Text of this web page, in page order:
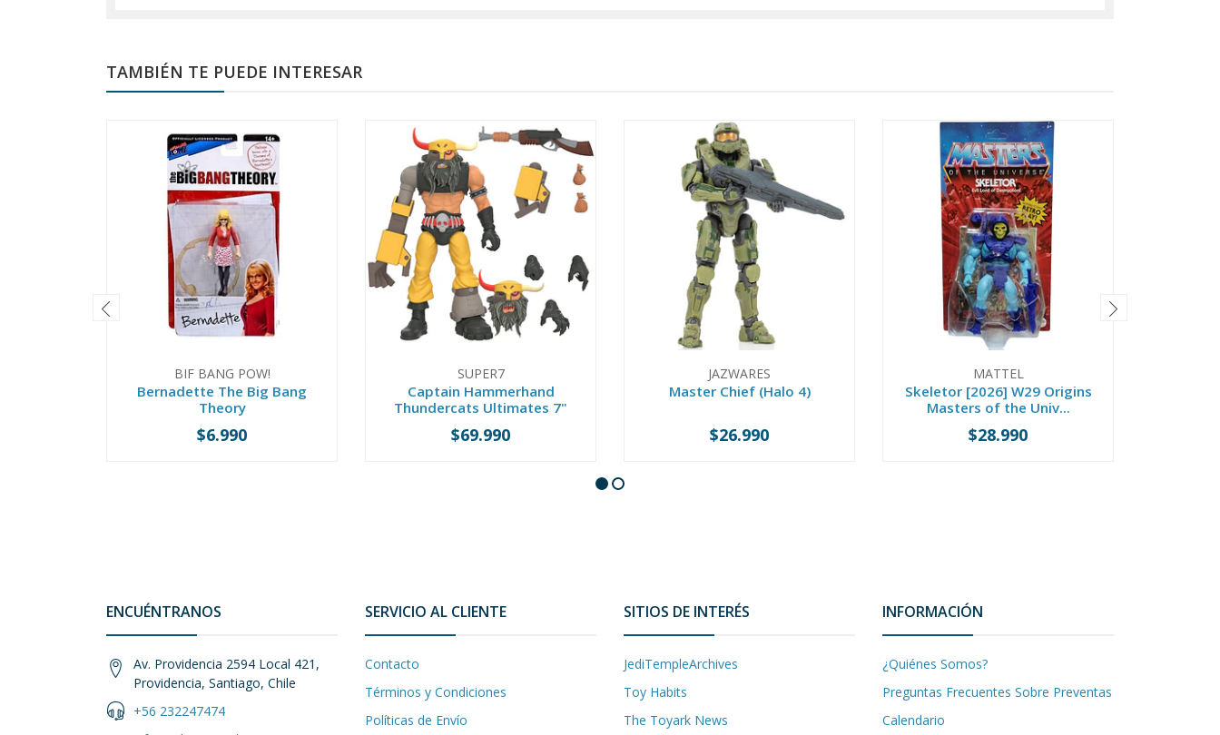
TAMBIÉN TE PUEDE INTERESAR
BIF BANG POW!
Bernadette The Big Bang
Theory
+
$6.990
SUPER7
Captain Hammerhand
Thundercats Ultimates 7"
+
$69.990
JAZWARES
Master Chief (Halo 4)
+
$26.990
MATTEL
Skeletor [2026] W29 Origins
Masters of the Univ...
+
$28.990
ENCUÉNTRANOS
Av. Providencia 2594 Local 421,
Providencia, Santiago, Chile
+56 232247474
SERVICIO AL CLIENTE
Contacto
Términos y Condiciones
Políticas de Envío
SITIOS DE INTERÉS
JediTempleArchives
Toy Habits
The Toyark News
INFORMACIÓN
¿Quiénes Somos?
Preguntas Frecuentes Sobre Preventas
Calendario